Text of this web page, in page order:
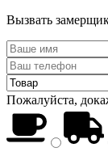
Вызвать
Пожалуйста,